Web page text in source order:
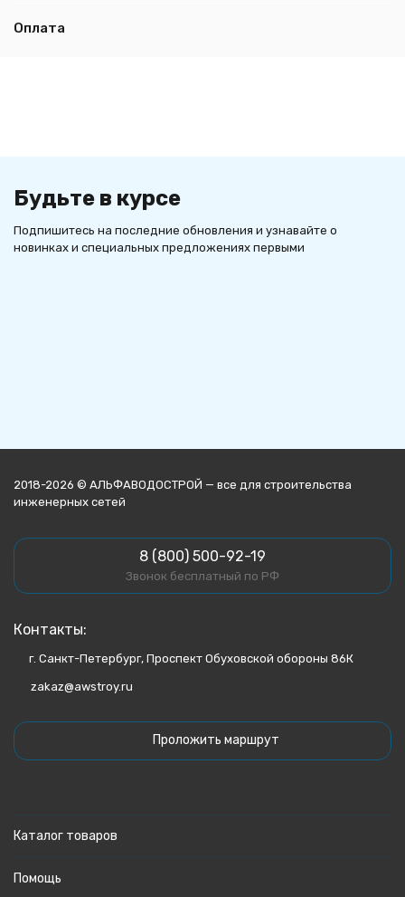
Оплата
Будьте в курсе
Подпишитесь на последние обновления и узнавайте о
новинках и специальных предложениях первыми
2018-2026 © АЛЬФАВОДОСТРОЙ — все для строительства
инженерных сетей
8 (800) 500-92-19
Звонок бесплатный по РФ
Контакты:
г. Санкт-Петербург, Проспект Обуховской обороны 86К
zakaz@awstroy.ru
Проложить маршрут
Каталог товаров
Помощь